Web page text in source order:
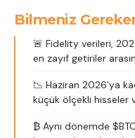
Bilmeniz
🚨 Fidelity verileri,
en zayıf getiriler
📉 Haziran 2026'ya
küçük ölçekli hisseler
₿ Aynı dönemde